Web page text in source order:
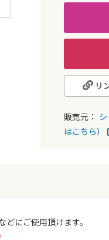
リ
販売元：
はこちら）
にご使用頂けます。